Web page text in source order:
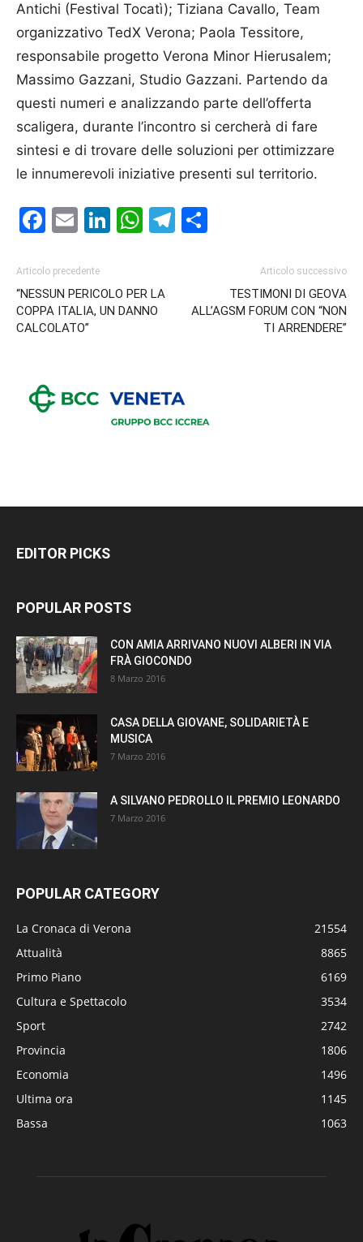
Antichi (Fe­stival Tocatì); Tiziana Cavallo, Team
organizzativo TedX Vero­na; Paola Tessitore,
responsabile progetto Verona Minor Hierus­alem;
Massimo Gazzani, Studio Gazzani. Partendo da
questi numeri e analizzando parte dell’offerta
scaligera, durante l’incontro si cercherà di fare
sintesi e di trovare delle soluzioni per ottimizzare
le innumerevoli iniziative presenti sul territorio.
Facebook
EmailLinkedIn
WhatsApp
Telegram
Articolo precedente
“NESSUN PERICOLO PER LA
COPPA ITALIA, UN DANNO
CALCOLATO”
Articolo successivo
TESTIMONI DI GEOVA
ALL’AGSM FORUM CON “NON
TI ARRENDERE”
EDITOR PICKS
POPULAR POSTS
CON AMIA ARRIVANO NUOVI ALBERI IN VIA
FRÀ GIOCONDO
8 Marzo 2016
CASA DELLA GIOVANE, SOLIDARIETÀ E
MUSICA
7 Marzo 2016
A SILVANO PEDROLLO IL PREMIO LEONARDO
7 Marzo 2016
POPULAR CATEGORY
La Cronaca di Verona
21554
Attualità
8865
Primo Piano
6169
Cultura e Spettacolo
3534
Sport
2742
Provincia
1806
Economia
1496
Ultima ora
1145
Bassa
1063